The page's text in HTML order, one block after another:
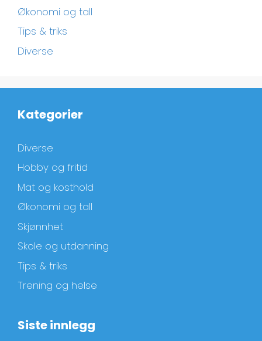
Økonomi og tall
Tips & triks
Diverse
Kategorier
Diverse
Hobby og fritid
Mat og kosthold
Økonomi og tall
Skjønnhet
Skole og utdanning
Tips & triks
Trening og helse
Siste innlegg